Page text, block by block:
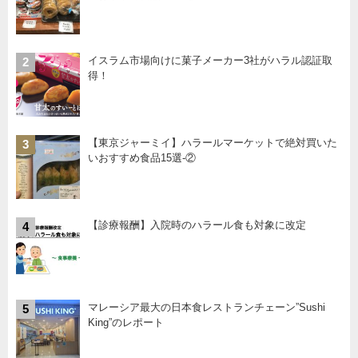
2
イスラム市場向けに菓子メーカー3社がハラル認証取
得！
3
【東京ジャーミイ】ハラールマーケットで絶対買いた
いおすすめ食品15選-②
4 【診療報酬】入院時のハラール食も対象に改定
5
マレーシア最大の日本食レストランチェーン”Sushi
King”のレポート